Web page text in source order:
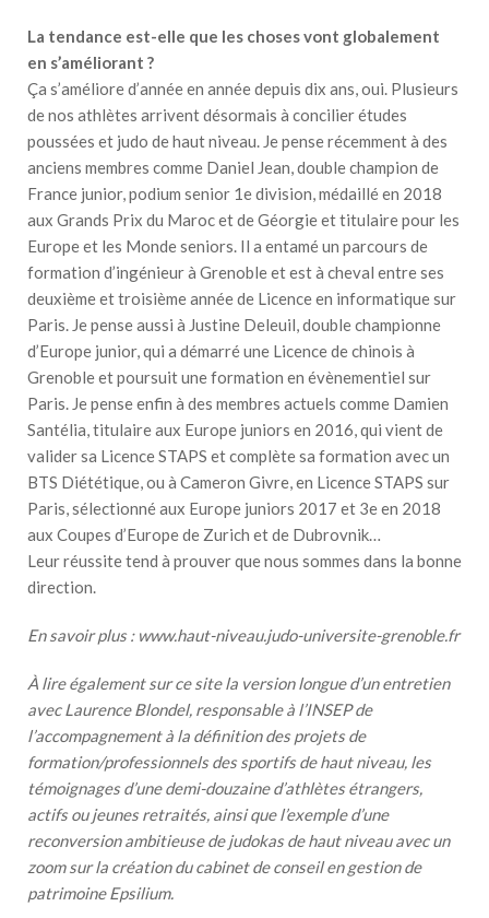
La tendance est-elle que les choses vont globalement
en s’améliorant ?
Ça s’améliore d’année en année depuis dix ans, oui. Plusieurs
de nos athlètes arrivent désormais à concilier études
poussées et judo de haut niveau. Je pense récemment à des
anciens membres comme Daniel Jean, double champion de
France junior, podium senior 1e division, médaillé en 2018
aux Grands Prix du Maroc et de Géorgie et titulaire pour les
Europe et les Monde seniors. Il a entamé un parcours de
formation d’ingénieur à Grenoble et est à cheval entre ses
deuxième et troisième année de Licence en informatique sur
Paris. Je pense aussi à Justine Deleuil, double championne
d’Europe junior, qui a démarré une Licence de chinois à
Grenoble et poursuit une formation en évènementiel sur
Paris. Je pense enfin à des membres actuels comme Damien
Santélia, titulaire aux Europe juniors en 2016, qui vient de
valider sa Licence STAPS et complète sa formation avec un
BTS Diététique, ou à Cameron Givre, en Licence STAPS sur
Paris, sélectionné aux Europe juniors 2017 et 3e en 2018
aux Coupes d’Europe de Zurich et de Dubrovnik…
Leur réussite tend à prouver que nous sommes dans la bonne
direction.
En savoir plus : www.haut-niveau.judo-universite-grenoble.fr
À lire également sur ce site la version longue d’un entretien
avec Laurence Blondel, responsable à l’INSEP de
l’accompagnement à la définition des projets de
formation/professionnels des sportifs de haut niveau, les
témoignages d’une demi-douzaine d’athlètes étrangers,
actifs ou jeunes retraités, ainsi que l’exemple d’une
reconversion ambitieuse de judokas de haut niveau avec un
zoom sur la création du cabinet de conseil en gestion de
patrimoine Epsilium.